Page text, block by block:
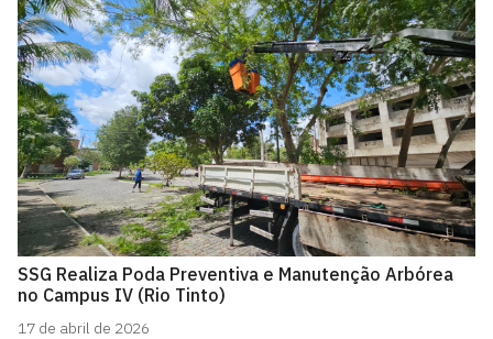
SSG Realiza Poda Preventiva e Manutenção Arbórea
no Campus IV (Rio Tinto)
17 de abril de 2026